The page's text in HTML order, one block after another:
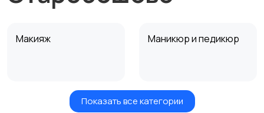
Макияж Маникюр и педикюр
Товары для здоровья Парфюмерия
Показать все категории